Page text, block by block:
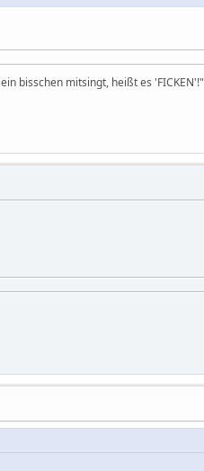
ein bisschen mitsingt, heißt es 'FICKEN'!"